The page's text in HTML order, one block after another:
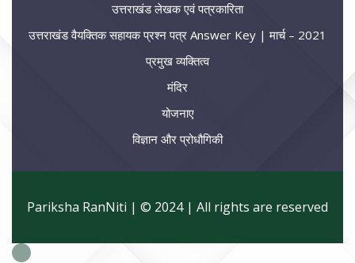
उत्तराखंड लेखक एवं पत्रकारिता
उत्तराखंड वैयक्तिक सहायक प्रश्न पत्र Answer Key | मार्च – 2021
प्रमुख व्यक्तित्व
मंदिर
योजनाए
विज्ञान और प्रोधौगिकी
Pariksha RanNiti | © 2024 | All rights are reserved